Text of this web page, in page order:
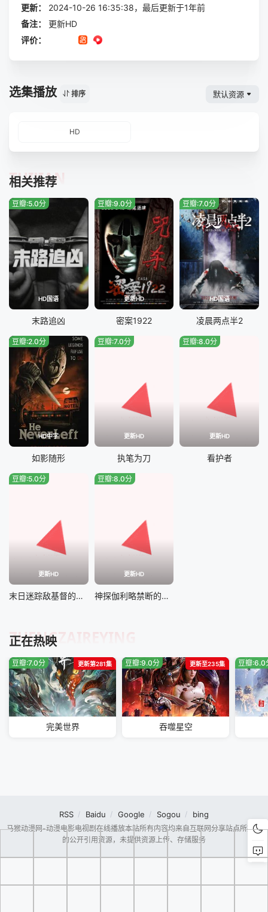
其主的昔日好友这一刻起究竟是敌是友？
更新：
2024-10-26 16:35:38，最后更新于1年前
备注：
更新HD
评价：
选集播放 排序 默认资源
HD
相关推荐
TUIJIAN
HD国语
豆瓣:5.0分
末路追凶
更新HD
豆瓣:9.0分
密案1922
HD国语
豆瓣:7.0分
凌晨两点半2
HD中字
豆瓣:2.0分
如影随形
更新HD
豆瓣:7.0分
执笔为刀
更新HD
豆瓣:8.0分
看护者
更新HD
豆瓣:5.0分
末日迷踪敌基督的崛起
更新HD
豆瓣:8.0分
神探伽利略禁断的魔术
正在热映
ZHENGZAIREYING
更新第281集
豆瓣:7.0分
完美世界
更新至235集
豆瓣:9.0分
吞噬星空
豆瓣:6.0
RSS Baidu Google Sogou bing
马猴动漫网-动漫电影电视剧在线播放本站所有内容均来自互联网分享站点所提供
的公开引用资源，未提供资源上传、存储服务